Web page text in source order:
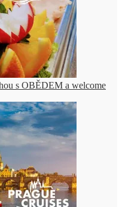
s OBĚDEM a welcome